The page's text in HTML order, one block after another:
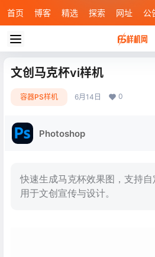
首页 博客 精选 探索 网址 公
文创马克杯vi样机
容器PS样机 6月14日 0
Photoshop
快速生成马克杯效果图，支持
用于文创宣传与设计。